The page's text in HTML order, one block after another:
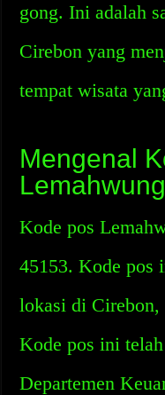
gong. Ini adalah
Cirebon yang
tempat wisata
Mengenal
Kode pos
45153. Kode pos
lokasi di Cirebon,
Kode pos ini
Departemen